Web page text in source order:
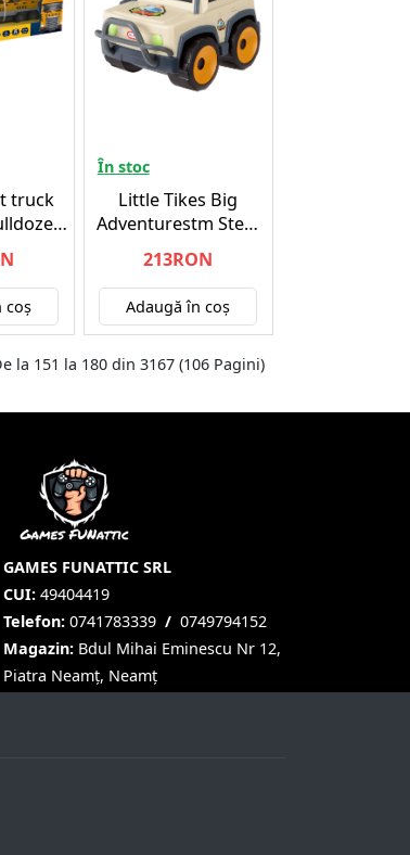
truck
coş
În stoc
Little Tikes Big
Adventurestm Stem
Safari Suv
(662140EUC)
213RON
Adaugă în coş
la 151 la 180 din 3167 (106 Pagini)
GAMES FUNATTIC SRL
CUI: 49404419
Telefon: 0741783339 / 0749794152
Magazin: Bdul Mihai Eminescu Nr 12,
Piatra Neamț, Neamț